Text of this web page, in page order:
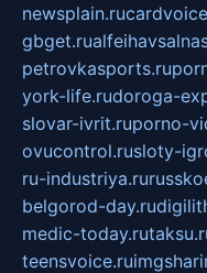
newsplain.ru
gbget.ru
petrovkasports.ru
york-life.rudoroga-
slovar-ivrit.ruporno-
ovucontrol.rusloty-
ru-industriya.ru
belgorod-day.ru
medic-today.ru
teensvoice.ru